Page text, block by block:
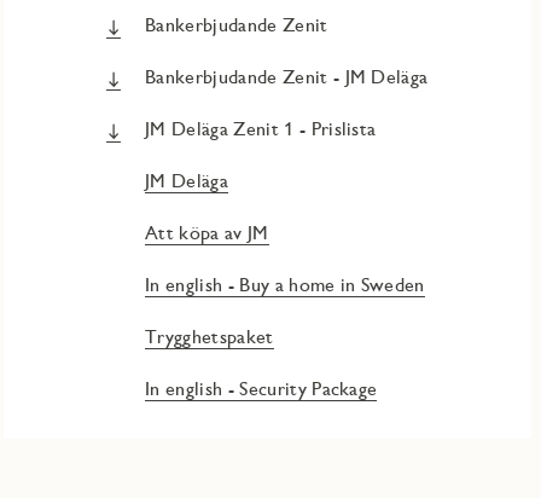
Bankerbjudande Zenit
Bankerbjudande Zenit - JM Deläga
JM Deläga Zenit 1 - Prislista
JM Deläga
Att köpa av JM
In english - Buy a home in Sweden
Trygghetspaket
In english - Security Package